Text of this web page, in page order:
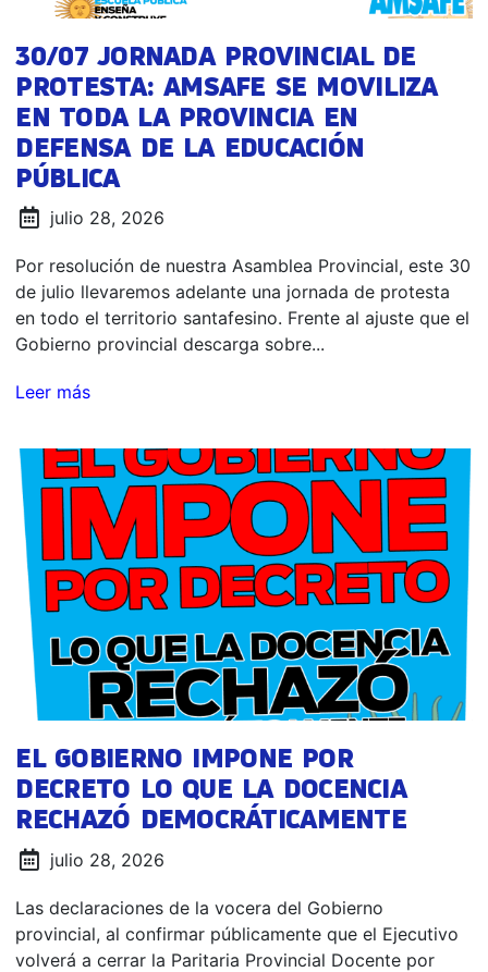
30/07 JORNADA PROVINCIAL DE
PROTESTA: AMSAFE SE MOVILIZA
EN TODA LA PROVINCIA EN
DEFENSA DE LA EDUCACIÓN
PÚBLICA
julio 28, 2026
Por resolución de nuestra Asamblea Provincial, este 30
de julio llevaremos adelante una jornada de protesta
en todo el territorio santafesino. Frente al ajuste que el
Gobierno provincial descarga sobre...
Leer más
EL GOBIERNO IMPONE POR
DECRETO LO QUE LA DOCENCIA
RECHAZÓ DEMOCRÁTICAMENTE
julio 28, 2026
Las declaraciones de la vocera del Gobierno
provincial, al confirmar públicamente que el Ejecutivo
volverá a cerrar la Paritaria Provincial Docente por